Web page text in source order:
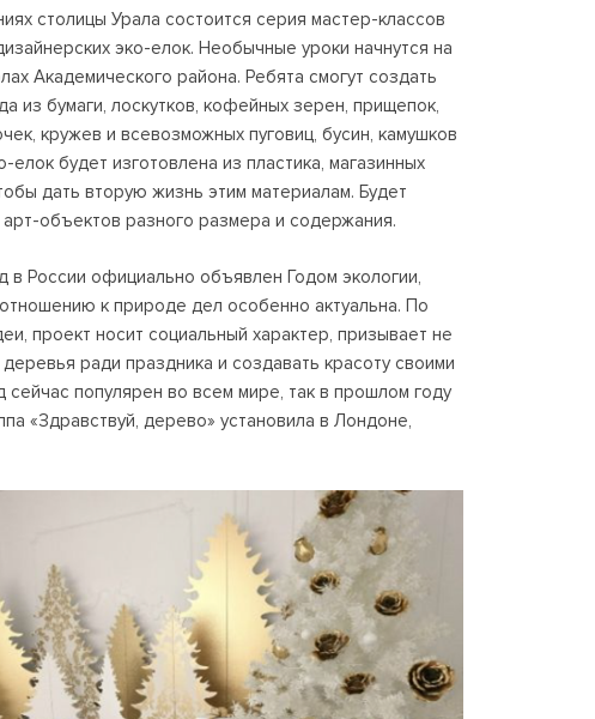
столицы Урала состоится серия мастер-классов
эко-елок. Необычные уроки начнутся на
Академического района. Ребята смогут создать
из бумаги, лоскутков, кофейных зерен, прищепок,
кружев и всевозможных пуговиц, бусин, камушков
елок будет изготовлена из пластика, магазинных
дать вторую жизнь этим материалам. Будет
объектов разного размера и содержания.
в России официально объявлен Годом экологии,
к природе дел особенно актуальна. По
проект носит социальный характер, призывает не
ради праздника и создавать красоту своими
сейчас популярен во всем мире, так в прошлом году
«Здравствуй, дерево» установила в Лондоне,